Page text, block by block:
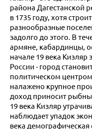
района Дагестанской
в 1735 году, хотя
разнообразные
задолго до этого. В
армяне, кабардинцы,
начале 19 века
России - город
политическом
налажено крупное
доход приносит
19 века Кизляр
наблюдает упадок
века демографическая